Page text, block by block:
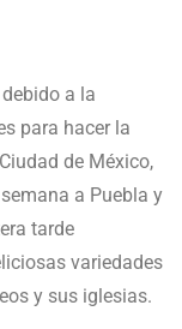
a la
para hacer la
de México,
a Puebla y
tarde
variedades
y sus iglesias.